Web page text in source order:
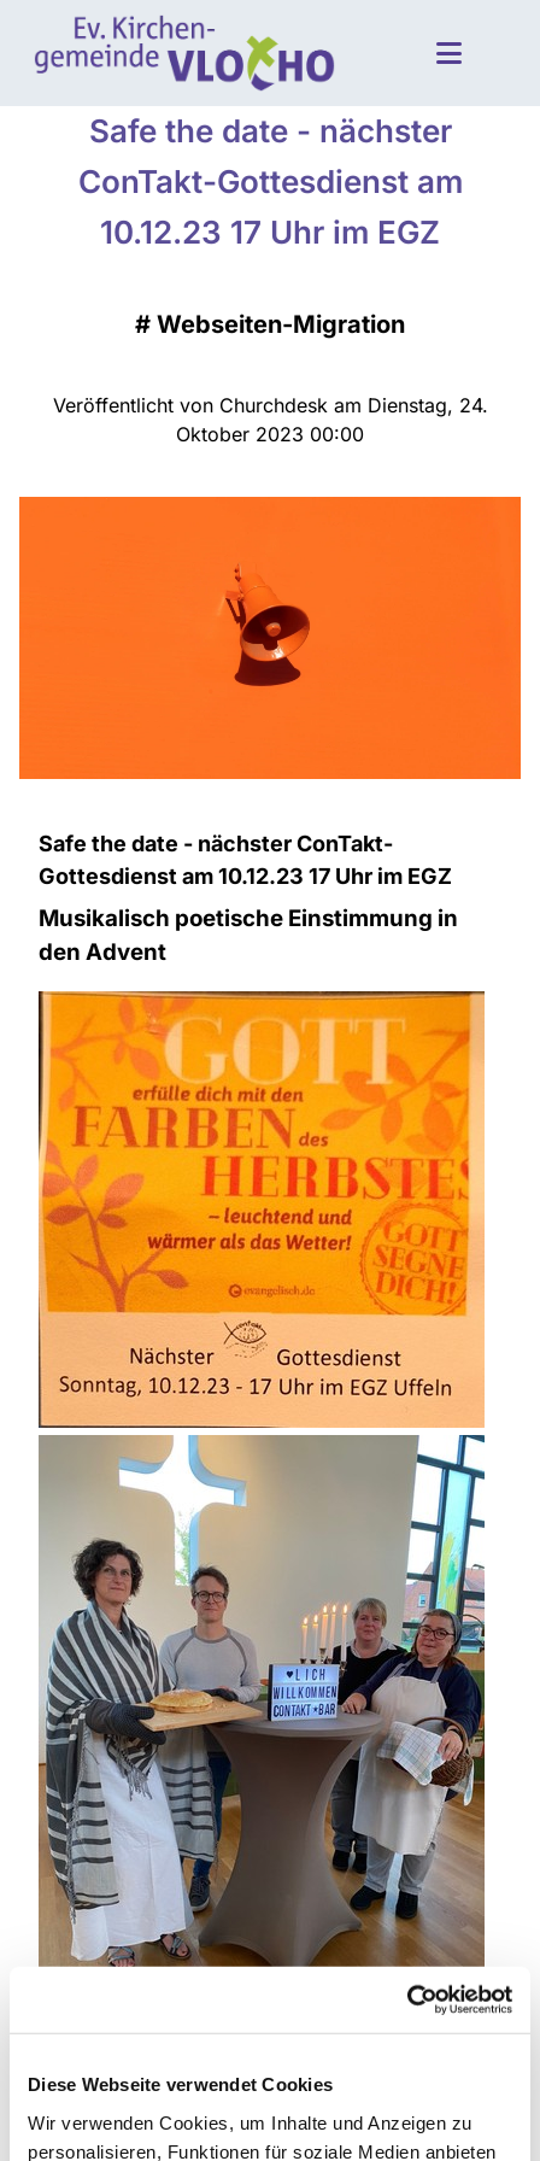
Diese Webseite verwendet Cookies
Wir verwenden Cookies, um Inhalte und Anzeigen zu
personalisieren, Funktionen für soziale Medien anbieten
Safe the date - nächster
ConTakt-Gottesdienst am
10.12.23 17 Uhr im EGZ
# Webseiten-Migration
Veröffentlicht von Churchdesk am Dienstag, 24.
Oktober 2023 00:00
Safe the date - nächster ConTakt-
Gottesdienst am 10.12.23 17 Uhr im EGZ
Musikalisch poetische Einstimmung in
den Advent
"Herzlich willkommen zum ConTakt-Gottesdienst,
dem etwas anderen Gottesdienst."